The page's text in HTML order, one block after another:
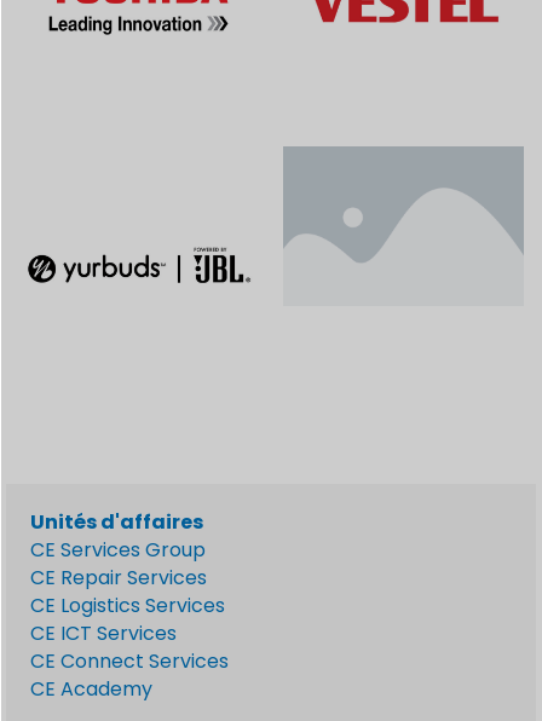
Unités d'affaires
CE Services Group
CE Repair Services
CE Logistics Services
CE ICT Services
CE Connect Services
CE Academy